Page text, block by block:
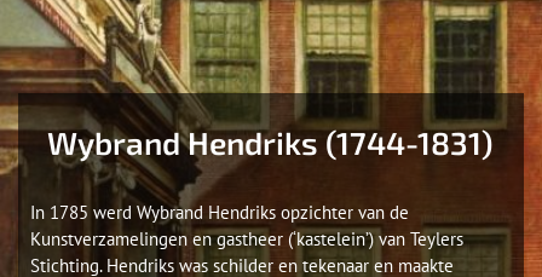
Wybrand Hendriks (1744-1831)
In 1785 werd Wybrand Hendriks opzichter van de
Kunstverzamelingen en gastheer (‘kastelein’) van Teylers
Stichting. Hendriks was schilder en tekenaar en maakte